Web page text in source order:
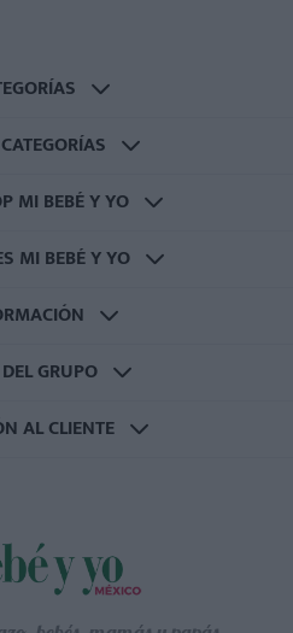
MI BEBÉ Y YO
MI BEBÉ Y YO
GRUPO
AL CLIENTE